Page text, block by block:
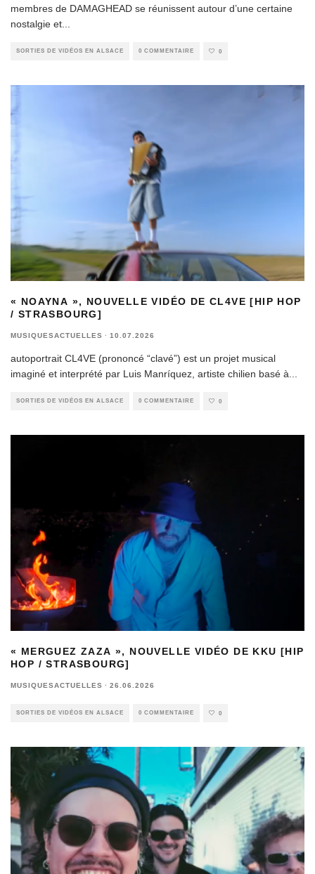
membres de DAMAGHEAD se réunissent autour d’une certaine
nostalgie et...
SORTIES DE VIDÉOS EN ALSACE 0 COMMENTAIRE 0
« NOAYNA », NOUVELLE VIDÉO DE CL4VE [HIP HOP
/ STRASBOURG]
MUSIQUESACTUELLES · 10.07.2026
autoportrait CL4VE (prononcé “clavé”) est un projet musical
imaginé et interprété par Luis Manríquez, artiste chilien basé à
SORTIES DE VIDÉOS EN ALSACE 0 COMMENTAIRE 0
« MERGUEZ ZAZA », NOUVELLE VIDÉO DE KKU [HIP
HOP / STRASBOURG]
MUSIQUESACTUELLES · 26.06.2026
SORTIES DE VIDÉOS EN ALSACE 0 COMMENTAIRE 0